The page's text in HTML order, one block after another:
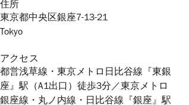
住所
東京都中央区銀座7-13-21
Tokyo
アクセス
都営浅草線・東京メトロ日比谷線『東銀
座』駅（A1出口）徒歩3分／東京メトロ
銀座線・丸ノ内線・日比谷線『銀座』駅